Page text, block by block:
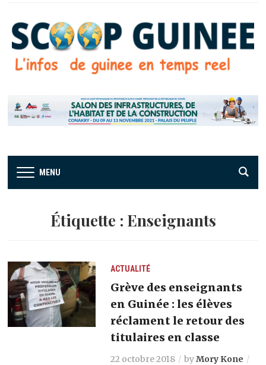
MENU
Étiquette : Enseignants
ACTUALITÉ
Grève des enseignants
en Guinée : les élèves
réclament le retour des
titulaires en classe
22 octobre 2018 byMory Kone